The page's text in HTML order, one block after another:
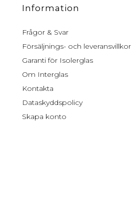
Information
Frågor & Svar
Försäljnings- och leveransvillkor
Garanti för Isolerglas
Om Interglas
Kontakta
Dataskyddspolicy
Skapa konto